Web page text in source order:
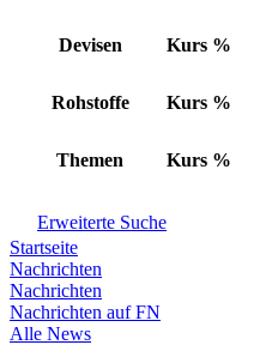
Devisen Kurs %
Rohstoffe Kurs %
Themen Kurs %
Erweiterte Suche
Startseite
Nachrichten
Nachrichten
Nachrichten auf FN
Alle News